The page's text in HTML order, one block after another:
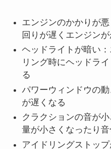
エンジンのかかりが
回りが遅くエンジン
ヘッドライトが暗い
リング時にヘッドラ
る
パワーウィンドウの
が遅くなる
クラクションの音が
量が小さくなったり
アイドリングストッ